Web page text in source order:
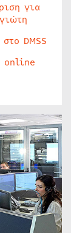
για
DMSS
online